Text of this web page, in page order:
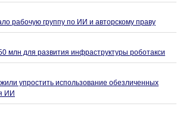
рабочую группу по ИИ и авторскому праву
млн для развития инфраструктуры роботакси
упростить использование обезличенных
ИИ